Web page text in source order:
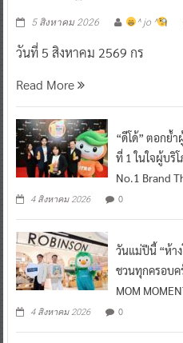
5 สิงหาคม 2026 ^ jo ^
วันที่ 5 สิงหาคม 2569 กร
Read More
“ดีโด้” ตอกย้
ที่ 1 ในใจผู้บริ
No.1 Brand
4 สิงหาคม 2026 0
วันแม่ปีนี้ “ห้า
ชวนทุกครอบค
MOM
4 สิงหาคม 2026 0